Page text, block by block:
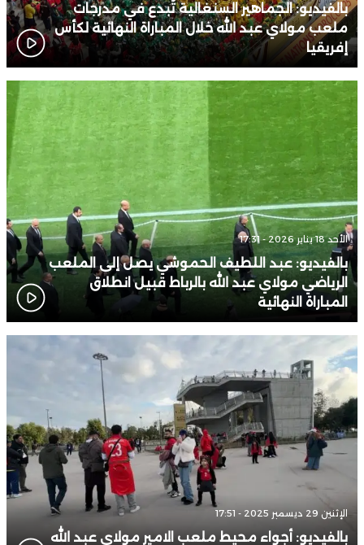
بالفيديو: الجماهير السنغالية تُبدع في مدرجات
ملعب مولاي عبد الله خلال المباراة النهائية لكأس
إفريقيا
الأحد 18 يناير 2026 - 17:31
بالفيديو: عبد اللطيف الحموشي يصل إلى الملعب
الرياضي مولاي عبد الله بالرباط قبيل انطلاق
المباراة النهائية
الإثنين 29 ديسمبر 2025 - 17:51
بالفيديو: أجواء محيط ملعب الامير مولاي عبد الله